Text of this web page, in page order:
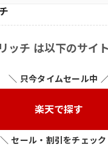
ッチ は以下のサイ
＼ 只今タイムセール中
楽天で探す
＼ セール・割引をチェッ